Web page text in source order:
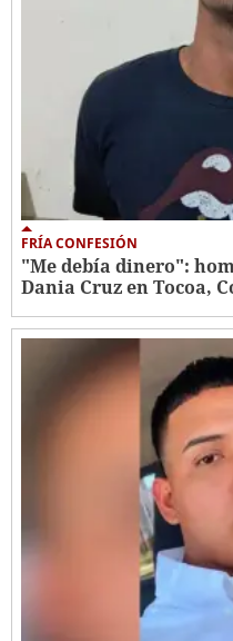
FRÍA CONFESIÓN
"Me debía dinero":
Dania Cruz en Tocoa,